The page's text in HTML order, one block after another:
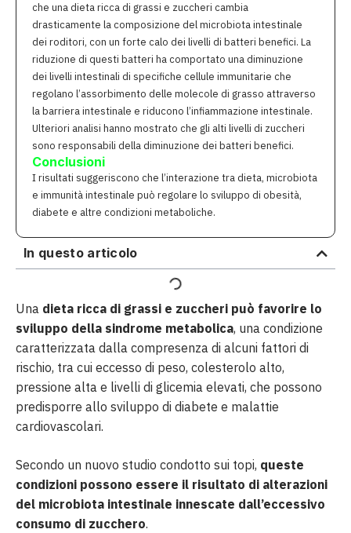
che una dieta ricca di grassi e zuccheri cambia
drasticamente la composizione del microbiota intestinale
dei roditori, con un forte calo dei livelli di batteri benefici. La
riduzione di questi batteri ha comportato una diminuzione
dei livelli intestinali di specifiche cellule immunitarie che
regolano l’assorbimento delle molecole di grasso attraverso
la barriera intestinale e riducono l’infiammazione intestinale.
Ulteriori analisi hanno mostrato che gli alti livelli di zuccheri
sono responsabili della diminuzione dei batteri benefici.
Conclusioni
I risultati suggeriscono che l’interazione tra dieta, microbiota
e immunità intestinale può regolare lo sviluppo di obesità,
diabete e altre condizioni metaboliche.
In questo articolo
Una dieta ricca di grassi e zuccheri può favorire lo
sviluppo della sindrome metabolica, una condizione
caratterizzata dalla compresenza di alcuni fattori di
rischio, tra cui eccesso di peso, colesterolo alto,
pressione alta e livelli di glicemia elevati, che possono
predisporre allo sviluppo di diabete e malattie
cardiovascolari.
Secondo un nuovo studio condotto sui topi, queste
condizioni possono essere il risultato di alterazioni
del microbiota intestinale innescate dall’eccessivo
consumo di zucchero.